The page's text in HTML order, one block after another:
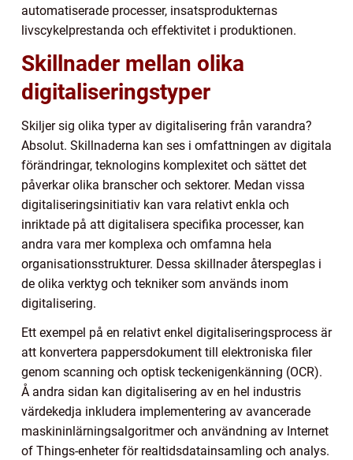
automatiserade processer, insatsprodukternas
livscykelprestanda och effektivitet i produktionen.
Skillnader mellan olika
digitaliseringstyper
Skiljer sig olika typer av digitalisering från varandra?
Absolut. Skillnaderna kan ses i omfattningen av digitala
förändringar, teknologins komplexitet och sättet det
påverkar olika branscher och sektorer. Medan vissa
digitaliseringsinitiativ kan vara relativt enkla och
inriktade på att digitalisera specifika processer, kan
andra vara mer komplexa och omfamna hela
organisationsstrukturer. Dessa skillnader återspeglas i
de olika verktyg och tekniker som används inom
digitalisering.
Ett exempel på en relativt enkel digitaliseringsprocess är
att konvertera pappersdokument till elektroniska filer
genom scanning och optisk teckenigenkänning (OCR).
Å andra sidan kan digitalisering av en hel industris
värdekedja inkludera implementering av avancerade
maskininlärningsalgoritmer och användning av Internet
of Things-enheter för realtidsdatainsamling och analys.